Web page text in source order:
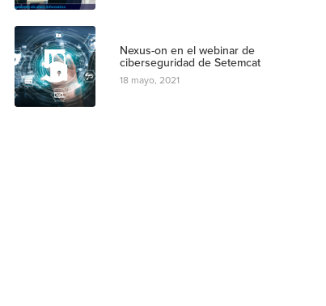
5
Nexus-on en el webinar de
ciberseguridad de Setemcat
18 mayo, 2021